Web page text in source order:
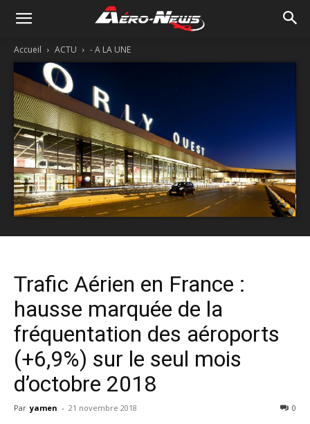
Accueil ACTU - A LA UNE
Trafic Aérien en France :
hausse marquée de la
fréquentation des aéroports
(+6,9%) sur le seul mois
d’octobre 2018
Par yamen - 21 novembre 2018 0